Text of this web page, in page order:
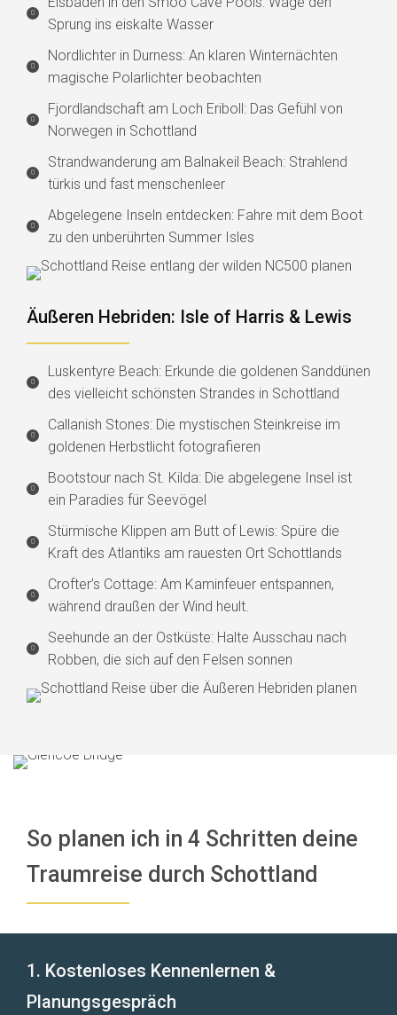
Sprung ins eiskalte Wasser
Nordlichter in Durness: An klaren Winternächten
magische Polarlichter beobachten
Fjordlandschaft am Loch Eriboll: Das Gefühl von
Norwegen in Schottland
Strandwanderung am Balnakeil Beach: Strahlend
türkis und fast menschenleer
Abgelegene Inseln entdecken: Fahre mit dem Boot
zu den unberührten Summer Isles
Äußeren Hebriden: Isle of Harris & Lewis
Luskentyre Beach: Erkunde die goldenen Sanddünen
des vielleicht schönsten Strandes in Schottland
Callanish Stones: Die mystischen Steinkreise im
goldenen Herbstlicht fotografieren
Bootstour nach St. Kilda: Die abgelegene Insel ist
ein Paradies für Seevögel
Stürmische Klippen am Butt of Lewis: Spüre die
Kraft des Atlantiks am rauesten Ort Schottlands
Crofter’s Cottage: Am Kaminfeuer entspannen,
während draußen der Wind heult.
Seehunde an der Ostküste: Halte Ausschau nach
Robben, die sich auf den Felsen sonnen
So planen ich in 4 Schritten deine
Traumreise durch Schottland
1. Kostenloses Kennenlernen &
Planungsgespräch